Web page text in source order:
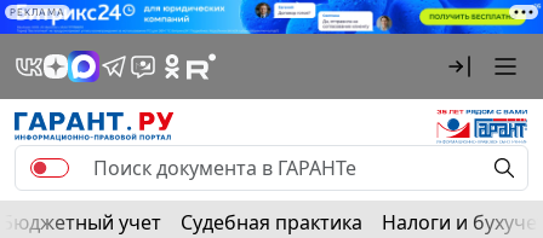
РЕКЛАМА
Бюджетный учет Судебная практика Налоги и